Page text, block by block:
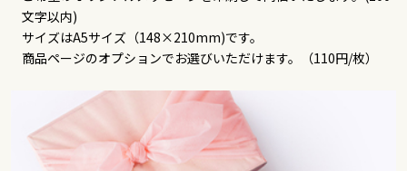
文字以内)
サイズはA5サイズ（148×210mm)です。
商品ページのオプションでお選びいただけます。（110円/枚）